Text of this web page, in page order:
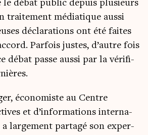
le débat public depuis plu­sieurs
trai­te­ment média­tique aus­si
décla­ra­tions ont été faites
Par­fois justes, d’autre fois
débat passe aus­si par la véri­fi­
éco­no­miste au Centre
et d’informations inter­na­
lar­ge­ment par­ta­gé son exper­